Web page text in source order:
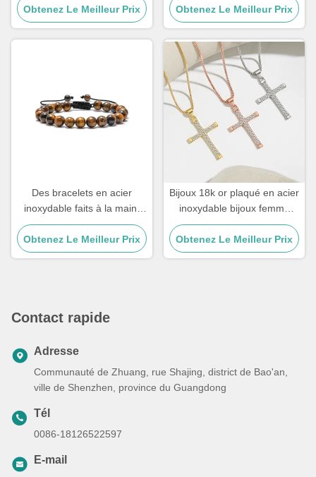
féminin
Obtenez Le Meilleur Prix
Pendentif Chaînes
Obtenez Le Meilleur Prix
Des bracelets en acier
inoxydable faits à la main,
cadeau de couple, mâle, œil
de tigre, bracelet en pierre à
perles.
Obtenez Le Meilleur Prix
Bijoux 18k or plaqué en acier
inoxydable bijoux femme
Choker Croix Collier 20
pouces
Obtenez Le Meilleur Prix
Contact rapide
Adresse
Communauté de Zhuang, rue Shajing, district de Bao'an,
ville de Shenzhen, province du Guangdong
Tél
0086-18126522597
E-mail